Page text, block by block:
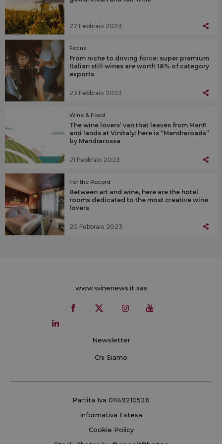
22 Febbraio 2023
Focus
From niche to driving force: super premium
Italian still wines are worth 18% of category
exports
23 Febbraio 2023
Wine & Food
The wine lovers’ van that leaves from Menfi
and lands at Vinitaly: here is “Mandraroads”
by Mandrarossa
21 Febbraio 2023
For the Record
Between art and wine, here are the hotel
rooms dedicated to the most creative wine
lovers
20 Febbraio 2023
www.winenews.it sas
Newsletter
Chi Siamo
Partita Iva 01149210526
Informativa Estesa
Cookie Policy